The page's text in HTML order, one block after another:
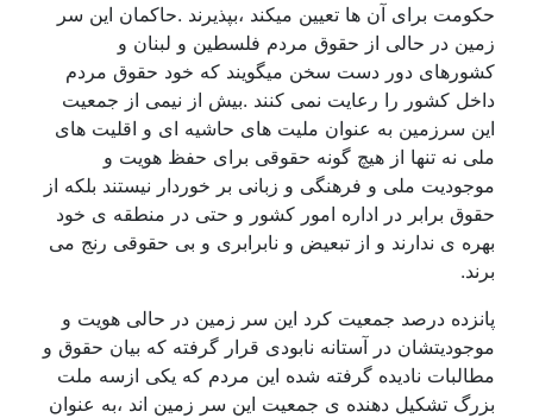
حکومت برای آن ها تعیین میکند ،بپذیرند .حاکمان این سر
زمین در حالی از حقوق مردم فلسطین و لبنان و
کشورهای دور دست سخن میگویند که خود حقوق مردم
داخل کشور را رعایت نمی کنند .بیش از نیمی از جمعیت
این سرزمین به عنوان ملیت های حاشیه ای و اقلیت های
ملی نه تنها از هیچ گونه حقوقی برای حفظ هویت و
موجودیت ملی و فرهنگی و زبانی بر خوردار نیستند بلکه از
حقوق برابر در اداره امور کشور و حتی در منطقه ی خود
بهره ی ندارند و از تبعیض و نابرابری و بی حقوقی رنج می
برند.
پانزده درصد جمعیت کرد این سر زمین در حالی هویت و
موجودیتشان در آستانه نابودی قرار گرفته که بیان حقوق و
مطالبات نادیده گرفته شده این مردم که یکی ازسه ملت
بزرگ تشکیل دهنده ی جمعیت این سر زمین اند ،به عنوان